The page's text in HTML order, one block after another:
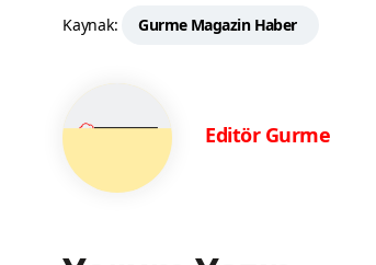
Kaynak: Gurme Magazin Haber
Editör Gurme